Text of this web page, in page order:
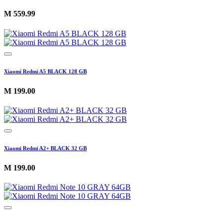
M 559.99
Xiaomi Redmi A5 BLACK 128 GB
M 199.00
Xiaomi Redmi A2+ BLACK 32 GB
M 199.00